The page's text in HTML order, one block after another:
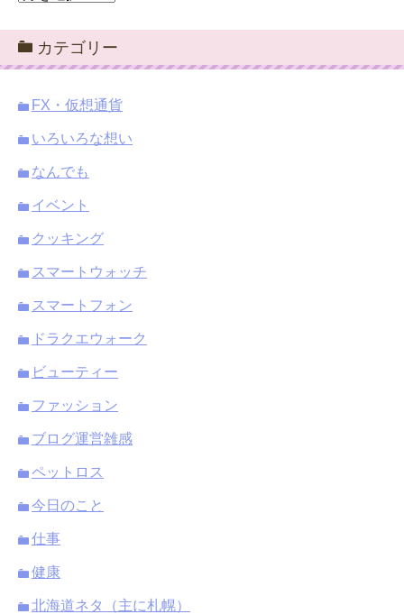
カ
イ
ブ
カテゴリー
FX・仮想通貨
いろいろな想い
なんでも
イベント
クッキング
スマートウォッチ
スマートフォン
ドラクエウォーク
ビューティー
ファッション
ブログ運営雑感
ペットロス
今日のこと
仕事
健康
北海道ネタ（主に札幌）